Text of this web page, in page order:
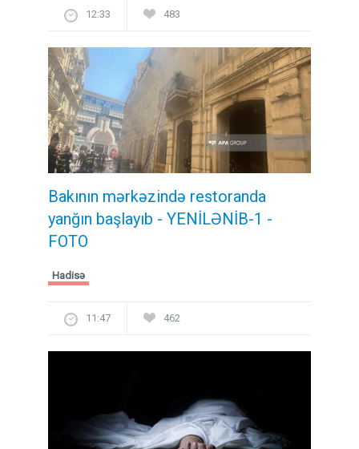
12:33 483
Bakının mərkəzində restoranda
yanğın başlayıb - YENİLƏNİB-1 -
FOTO
Hadisə
11:47 462